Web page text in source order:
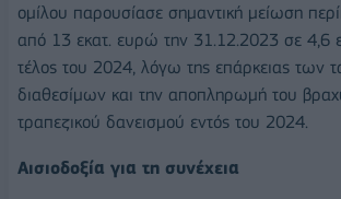
ομίλου παρουσίασε σημαντική μείωση
από 13 εκατ. ευρώ την 31.12.2023 σε 4,6
τέλος του 2024, λόγω της επάρκειας των
διαθεσίμων και την αποπληρωμή του
τραπεζικού δανεισμού εντός του 2024.
Αισιοδοξία για τη συνέχεια